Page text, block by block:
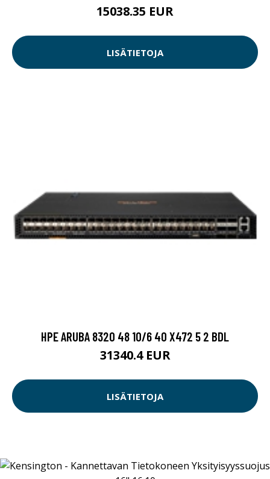
15038.35 EUR
LISÄTIETOJA
HPE ARUBA 8320 48 10/6 40 X472 5 2 BDL
31340.4 EUR
LISÄTIETOJA